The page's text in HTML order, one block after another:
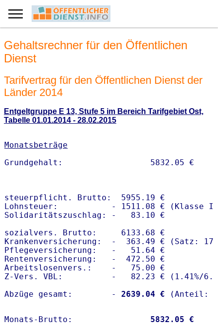
Gehaltsrechner für den Öffentlichen
Dienst
Tarifvertrag für den Öffentlichen Dienst der
Länder 2014
Entgeltgruppe E 13, Stufe 5 im Bereich Tarifgebiet Ost,
Tabelle 01.01.2014 - 28.02.2015
Monatsbeträge
steuerpflicht. Brutto:  5955.19 €
Lohnsteuer:           - 1511.08 € (Klasse I)
Solidaritätszuschlag: -   83.10 €
sozialvers. Brutto:     6133.68 €
Krankenversicherung:  -  363.49 € (Satz:
Pflegeversicherung:   -   51.64 €
Rentenversicherung:   -  472.50 €
Arbeitslosenvers.:    -   75.00 €
Z-Vers. VBL:          -   82.23 € ( 1.41%/
Abzüge gesamt:        -
2639.04 €
Monats-Brutto: 5832.05 €